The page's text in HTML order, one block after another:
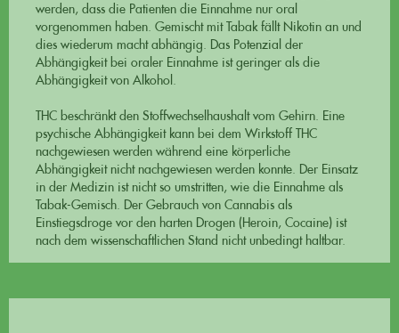
werden, dass die Patienten die Einnahme nur oral
vorgenommen haben. Gemischt mit Tabak fällt Nikotin an und
dies wiederum macht abhängig. Das Potenzial der
Abhängigkeit bei oraler Einnahme ist geringer als die
Abhängigkeit von Alkohol.
THC beschränkt den Stoffwechselhaushalt vom Gehirn. Eine
psychische Abhängigkeit kann bei dem Wirkstoff THC
nachgewiesen werden während eine körperliche
Abhängigkeit nicht nachgewiesen werden konnte. Der Einsatz
in der Medizin ist nicht so umstritten, wie die Einnahme als
Tabak-Gemisch. Der Gebrauch von Cannabis als
Einstiegsdroge vor den harten Drogen (Heroin, Cocaine) ist
nach dem wissenschaftlichen Stand nicht unbedingt haltbar.